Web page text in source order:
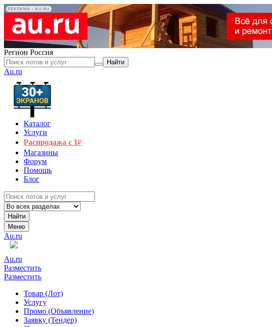
РЕКЛАМА • AU.RU
Регион Россия
Найти
Au.ru
Каталог
Услуги
Распродажа с 1₽
Магазины
Форум
Помощь
Блог
Найти
Меню
Au.ru
Au.ru
Разместить
Разместить
Товар (Лот)
Услугу
Промо (Объявление)
Заявку (Тендер)